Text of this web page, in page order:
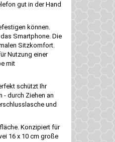
gut in der Hand
können.
Smartphone. Die
Sitzkomfort.
Nutzung einer
mit
schützt Ihr
- durch Ziehen an
und
Konzipiert für
16 x 10 cm große